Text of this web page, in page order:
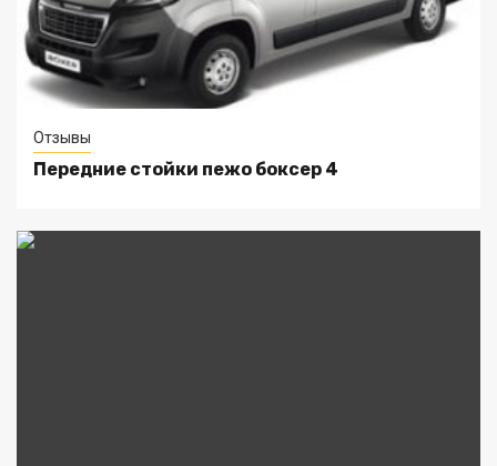
Отзывы
Передние стойки пежо боксер 4